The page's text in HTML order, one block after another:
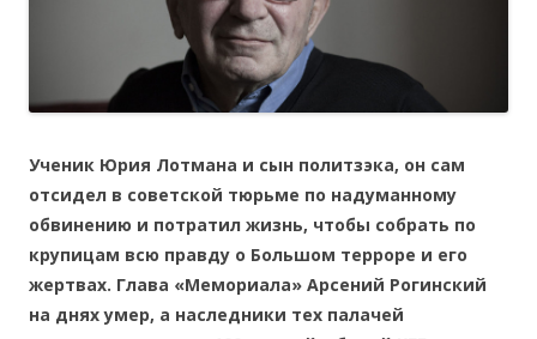
Ученик Юрия Лотмана и сын политзэка, он сам
отсидел в советской тюрьме по надуманному
обвинению и потратил жизнь, чтобы собрать по
крупицам всю правду о Большом терроре и его
жертвах. Глава «Мемориала» Арсений Рогинский
на днях умер, а наследники тех палачей